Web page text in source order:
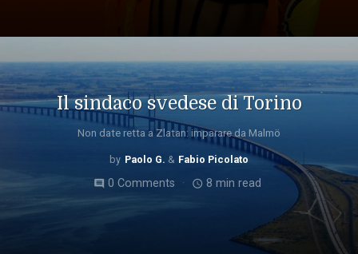
Il sindaco svedese di Torino
Non date retta a Zlatan: imparare da Malmö
Paolo G. Fabio Picolato
comment0 Comments access_time 8 min read